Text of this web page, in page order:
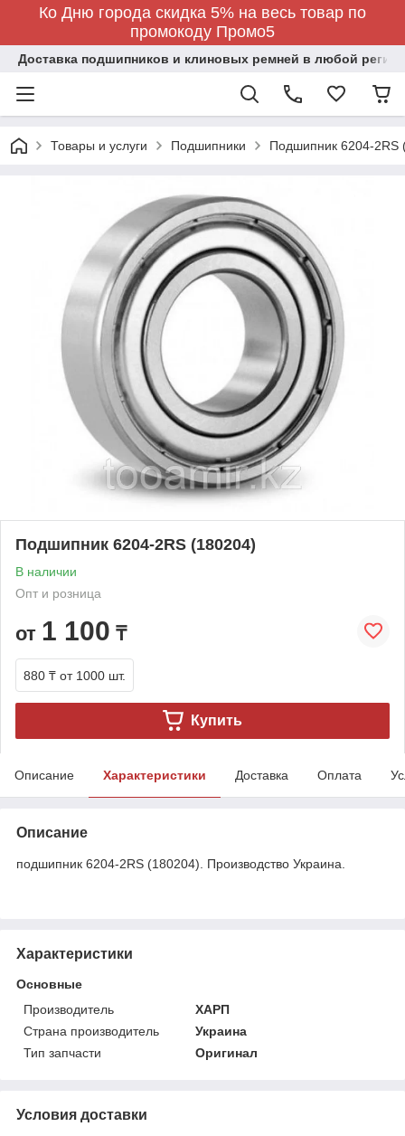
Ко Дню города скидка 5% на весь товар по
промокоду Промо5
Доставка подшипников и клиновых ремней в любой регион
Товары и услуги Подшипники Подшипник 6204-2RS
Подшипник 6204-2RS (180204)
В наличии
Опт и розница
от 1 100 ₸
880 ₸ от 1000 шт.
Купить
Описание Характеристики Доставка Оплата
Описание
подшипник 6204-2RS (180204). Производство Украина.
Характеристики
Основные
Производитель
ХАРП
Страна производитель
Украина
Тип запчасти
Оригинал
Условия доставки